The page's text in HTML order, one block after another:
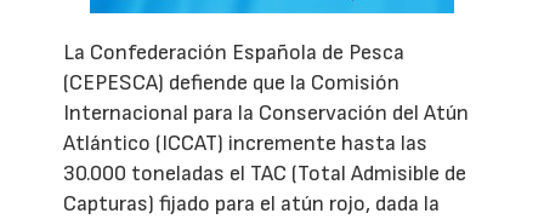
La Confederación Española de Pesca
(CEPESCA) defiende que la Comisión
Internacional para la Conservación del Atún
Atlántico (ICCAT) incremente hasta las
30.000 toneladas el TAC (Total Admisible de
Capturas) fijado para el atún rojo, dada la